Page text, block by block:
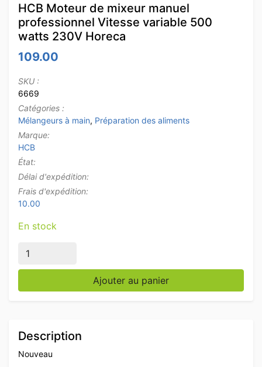
HCB Moteur de mixeur manuel
professionnel Vitesse variable 500
watts 230V Horeca
109.00
SKU :
6669
Catégories :
Mélangeurs à main, Préparation des aliments
Marque:
HCB
État:
Délai d'expédition:
Frais d'expédition:
10.00
En stock
quantité de HCB Moteur de mixeur manuel
Ajouter au panier
Description
Nouveau